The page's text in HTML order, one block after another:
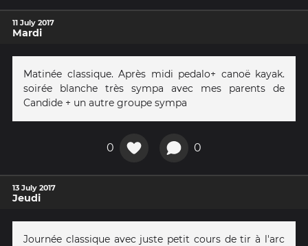
11 July 2017
Mardi
Matinée classique. Après midi pedalo+ canoë kayak.
soirée blanche très sympa avec mes parents de
Candide + un autre groupe sympa
0 0
13 July 2017
Jeudi
Journée classique avec juste petit cours de tir à l'arc